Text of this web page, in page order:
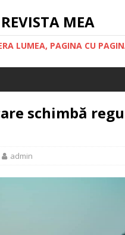
REVISTA MEA
LUMEA, PAGINA CU
schimbă
admin